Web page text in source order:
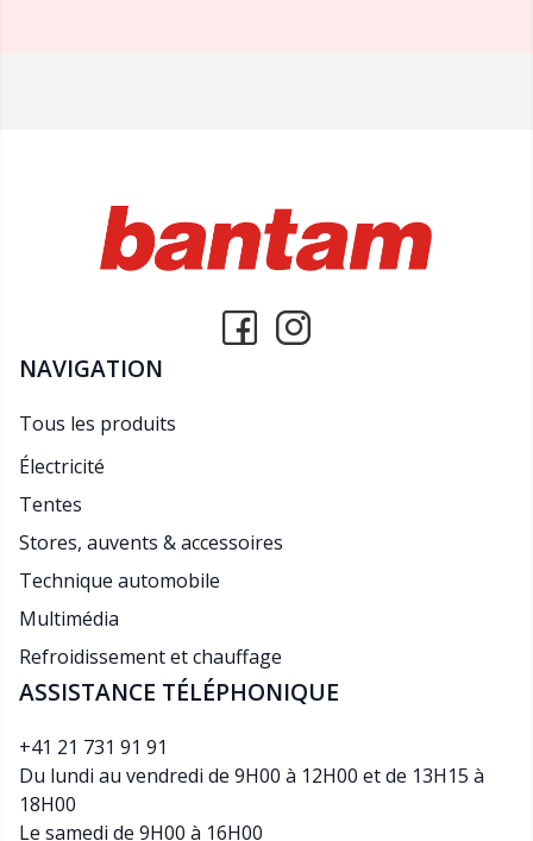
NAVIGATION
Tous les produits
Électricité
Tentes
Stores, auvents & accessoires
Technique automobile
Multimédia
Refroidissement et chauffage
ASSISTANCE TÉLÉPHONIQUE
+41 21 731 91 91
Du lundi au vendredi de 9H00 à 12H00 et de 13H15 à
18H00
Le samedi de 9H00 à 16H00